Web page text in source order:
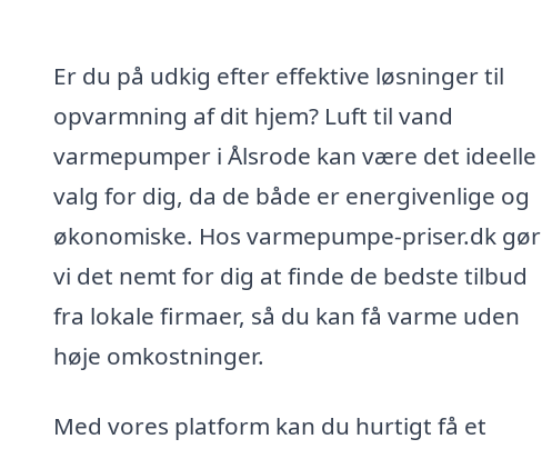
Er du på udkig efter effektive løsninger til
opvarmning af dit hjem? Luft til vand
varmepumper i Ålsrode kan være det ideelle
valg for dig, da de både er energivenlige og
økonomiske. Hos varmepumpe-priser.dk gør
vi det nemt for dig at finde de bedste tilbud
fra lokale firmaer, så du kan få varme uden
høje omkostninger.
Med vores platform kan du hurtigt få et